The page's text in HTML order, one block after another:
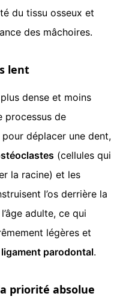
du tissu osseux et
des mâchoires.
lent
dense et moins
processus de
pour déplacer une dent,
(cellules qui
la racine) et les
l’os derrière la
adulte, ce qui
légères et
ligament parodontal.
priorité absolue